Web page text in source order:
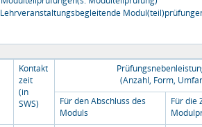
Lehrveranstaltungsbegleitende
Kontakt
zeit
(in
SWS)
(Anzahl, Form,
Für den Abschluss des
Moduls
Für die